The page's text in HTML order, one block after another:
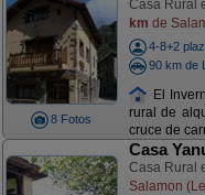
8 Fotos
Casa Rural
km de
4-8+2
90 km de
El
rural de
cruce de
Casa
Casa Rural
Salamon